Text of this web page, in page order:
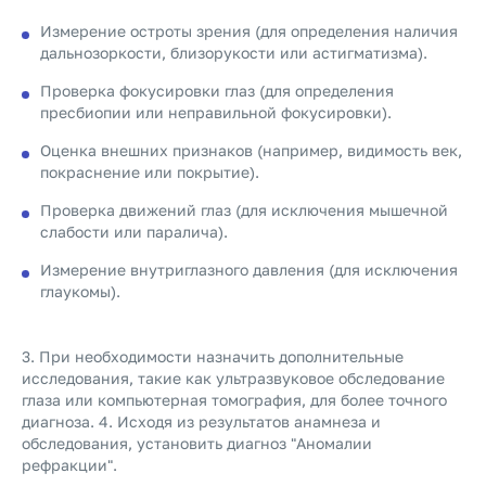
Измерение остроты зрения (для определения наличия
дальнозоркости, близорукости или астигматизма).
Проверка фокусировки глаз (для определения
пресбиопии или неправильной фокусировки).
Оценка внешних признаков (например, видимость век,
покраснение или покрытие).
Проверка движений глаз (для исключения мышечной
слабости или паралича).
Измерение внутриглазного давления (для исключения
глаукомы).
3. При необходимости назначить дополнительные
исследования, такие как ультразвуковое обследование
глаза или компьютерная томография, для более точного
диагноза. 4. Исходя из результатов анамнеза и
обследования, установить диагноз "Аномалии
рефракции".